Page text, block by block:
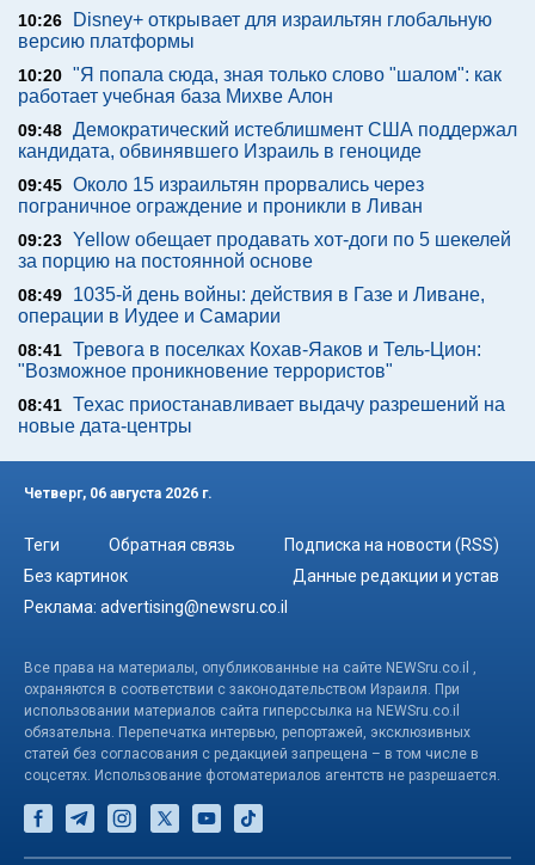
10:26
Disney+ открывает для израильтян глобальную
версию платформы
10:20 "Я попала сюда, зная только слово "шалом": как
работает учебная база Михве Алон
09:48 Демократический истеблишмент США поддержал
кандидата, обвинявшего Израиль в геноциде
09:45 Около 15 израильтян прорвались через
пограничное ограждение и проникли в Ливан
09:23 Yellow обещает продавать хот-доги по 5 шекелей
за порцию на постоянной основе
08:49
1035-й день войны: действия в Газе и Ливане,
операции в Иудее и Самарии
08:41 Тревога в поселках Кохав-Яаков и Тель-Цион:
"Возможное проникновение террористов"
08:41 Техас приостанавливает выдачу разрешений на
новые дата-центры
Четверг, 06 августа 2026 г.
Теги Обратная связь
Подписка на новости (RSS)
Без картинок
Данные редакции и устав
Реклама: advertising@newsru.co.il
Все права на материалы, опубликованные на сайте NEWSru.co.il ,
охраняются в соответствии с законодательством Израиля. При
использовании материалов сайта гиперссылка на NEWSru.co.il
обязательна. Перепечатка интервью, репортажей, эксклюзивных
статей без согласования с редакцией запрещена – в том числе в
соцсетях. Использование фотоматериалов агентств не разрешается.